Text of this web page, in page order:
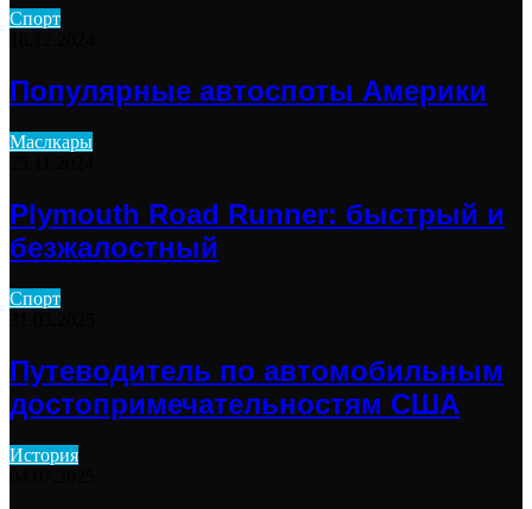
Спорт
Популярные автоспоты Америки
Маслкары
Plymouth Road Runner: быстрый и
безжалостный
Спорт
Путеводитель по автомобильным
достопримечательностям США
История